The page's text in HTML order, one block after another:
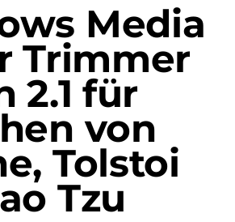
Media
Trimmer
2.1 für
von
Tolstoi
Tzu